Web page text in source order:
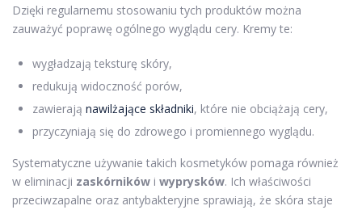
Dzięki regularnemu stosowaniu tych produktów można
zauważyć poprawę ogólnego wyglądu cery. Kremy te:
wygładzają teksturę skóry,
redukują widoczność porów,
zawierają nawilżające składniki, które nie obciążają cery,
przyczyniają się do zdrowego i promiennego wyglądu.
Systematyczne używanie takich kosmetyków pomaga również
w eliminacji zaskórników i wyprysków. Ich właściwości
przeciwzapalne oraz antybakteryjne sprawiają, że skóra staje